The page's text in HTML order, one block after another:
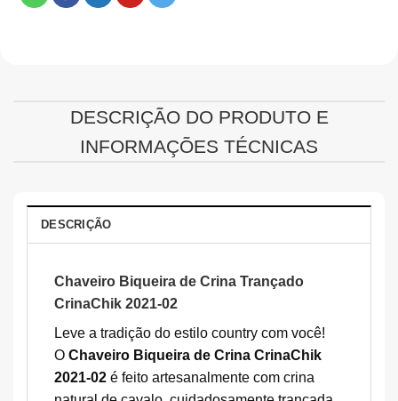
DESCRIÇÃO DO PRODUTO E
INFORMAÇÕES TÉCNICAS
DESCRIÇÃO
Chaveiro Biqueira de Crina Trançado
CrinaChik 2021-02
Leve a tradição do estilo country com você!
O Chaveiro Biqueira de Crina CrinaChik
2021-02 é feito artesanalmente com crina